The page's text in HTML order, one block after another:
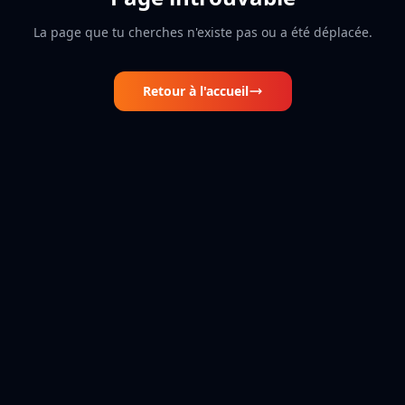
La page que tu cherches n'existe pas ou a été déplacée.
Retour à l'accueil